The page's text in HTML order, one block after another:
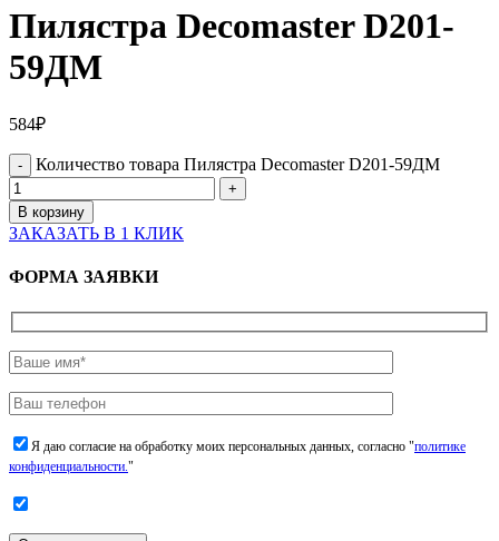
Пилястра Decomaster D201-
59ДМ
584₽
Количество товара Пилястра Decomaster D201-59ДМ
В корзину
ЗАКАЗАТЬ В 1 КЛИК
ФОРМА ЗАЯВКИ
Я даю согласие на обработку моих персональных данных, согласно "политике
конфиденциальности."